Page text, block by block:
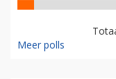
Meer polls